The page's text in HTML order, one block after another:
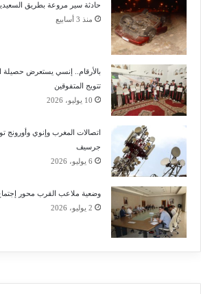
حادثة سير مروعة بطريق
منذ 3 أسابيع
بالأرقام.. إنسي يستعرض
تتويج المتفوقين
10 يوليو، 2026
اتصالات المغرب وإنوي وأورونج
جرسيف
6 يوليو، 2026
وضعية ملاعب القرب محور
2 يوليو، 2026